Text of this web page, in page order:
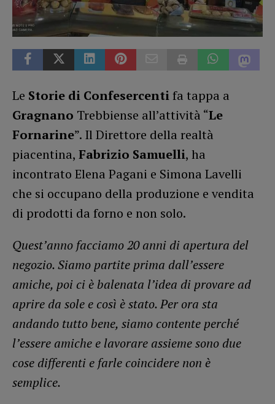
Le Storie di Confesercentifa tappa a
Gragnano Trebbiense all’attività “Le
Fornarine”. Il Direttore della realtà
piacentina, Fabrizio Samuelli, ha
incontrato Elena Pagani e Simona Lavelli
che si occupano della produzione e vendita
di prodotti da forno e non solo.
Quest’anno facciamo 20 anni di apertura del
negozio. Siamo partite prima dall’essere
amiche, poi ci è balenata l’idea di provare ad
aprire da sole e così è stato. Per ora sta
andando tutto bene, siamo contente perché
l’essere amiche e lavorare assieme sono due
cose differenti e farle coincidere non è
semplice.